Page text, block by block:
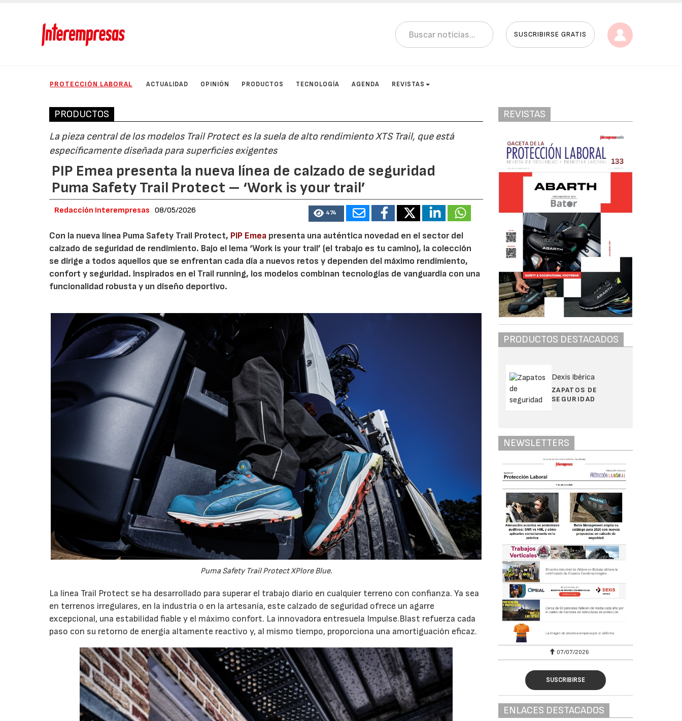
SUSCRIBIRSE GRATIS
PROTECCIÓN LABORAL ACTUALIDAD OPINIÓN PRODUCTOS TECNOLOGÍA AGENDA REVISTAS
PRODUCTOS
La pieza central de los modelos Trail Protect es la suela de alto rendimiento XTS Trail, que está
específicamente diseñada para superficies exigentes
PIP Emea presenta la nueva línea de calzado de seguridad
Puma Safety Trail Protect – ‘Work is your trail’
Redacción Interempresas 08/05/2026 474
Con la nueva línea Puma Safety Trail Protect, PIP Emea presenta una auténtica novedad en el sector del
calzado de seguridad de rendimiento. Bajo el lema ‘Work is your trail’ (el trabajo es tu camino), la colección
se dirige a todos aquellos que se enfrentan cada día a nuevos retos y dependen del máximo rendimiento,
confort y seguridad. Inspirados en el Trail running, los modelos combinan tecnologías de vanguardia con una
funcionalidad robusta y un diseño deportivo.
Puma Safety Trail Protect XPlore Blue.
La línea Trail Protect se ha desarrollado para superar el trabajo diario en cualquier terreno con confianza. Ya sea
en terrenos irregulares, en la industria o en la artesanía, este calzado de seguridad ofrece un agarre
excepcional, una estabilidad fiable y el máximo confort. La innovadora entresuela Impulse.Blast refuerza cada
paso con su retorno de energía altamente reactivo y, al mismo tiempo, proporciona una amortiguación eficaz.
REVISTAS
PRODUCTOS DESTACADOS
Dexis Ibérica
ZAPATOS DE
SEGURIDAD
NEWSLETTERS
07/07/2026 21/07/2026
SUSCRIBIRSE
ENLACES DESTACADOS